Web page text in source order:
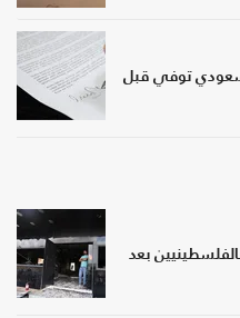
سعودي توفي قبل
بعد